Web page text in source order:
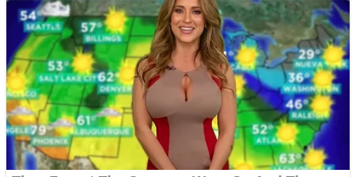
Creez aplicatie
ANDROID pentru siteul
tau